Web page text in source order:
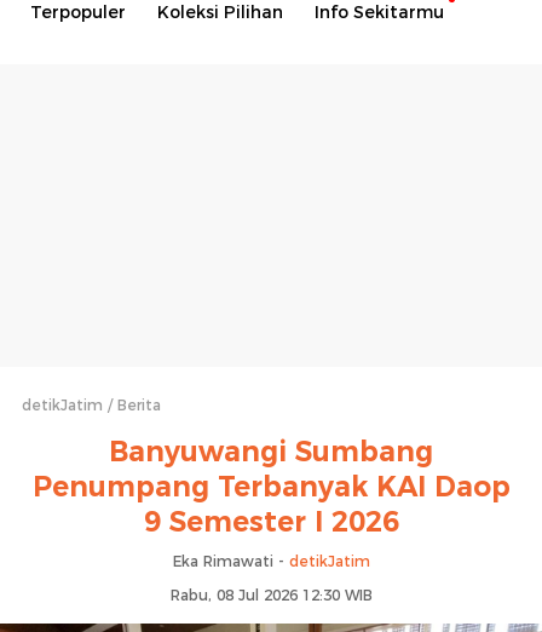
Terpopuler Koleksi Pilihan Info Sekitarmu
detikJatim Berita
Banyuwangi Sumbang
Penumpang Terbanyak KAI Daop
9 Semester I 2026
Eka Rimawati - detikJatim
Rabu, 08 Jul 2026 12:30 WIB